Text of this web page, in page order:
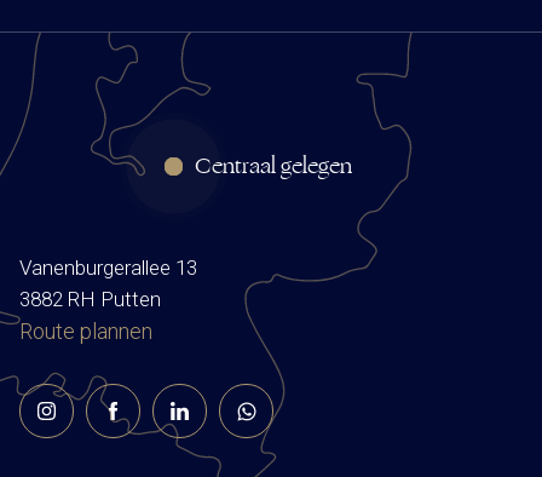
Centraal gelegen
Vanenburgerallee 13
3882 RH Putten
Route plannen